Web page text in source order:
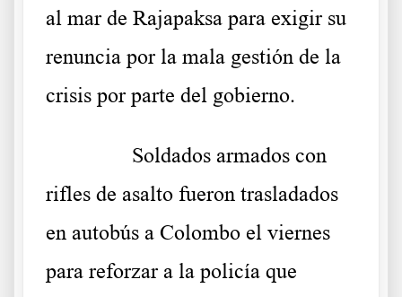
al mar de Rajapaksa para exigir su
renuncia por la mala gestión de la
crisis por parte del gobierno.
Soldados armados con
rifles de asalto fueron trasladados
en autobús a Colombo el viernes
para reforzar a la policía que